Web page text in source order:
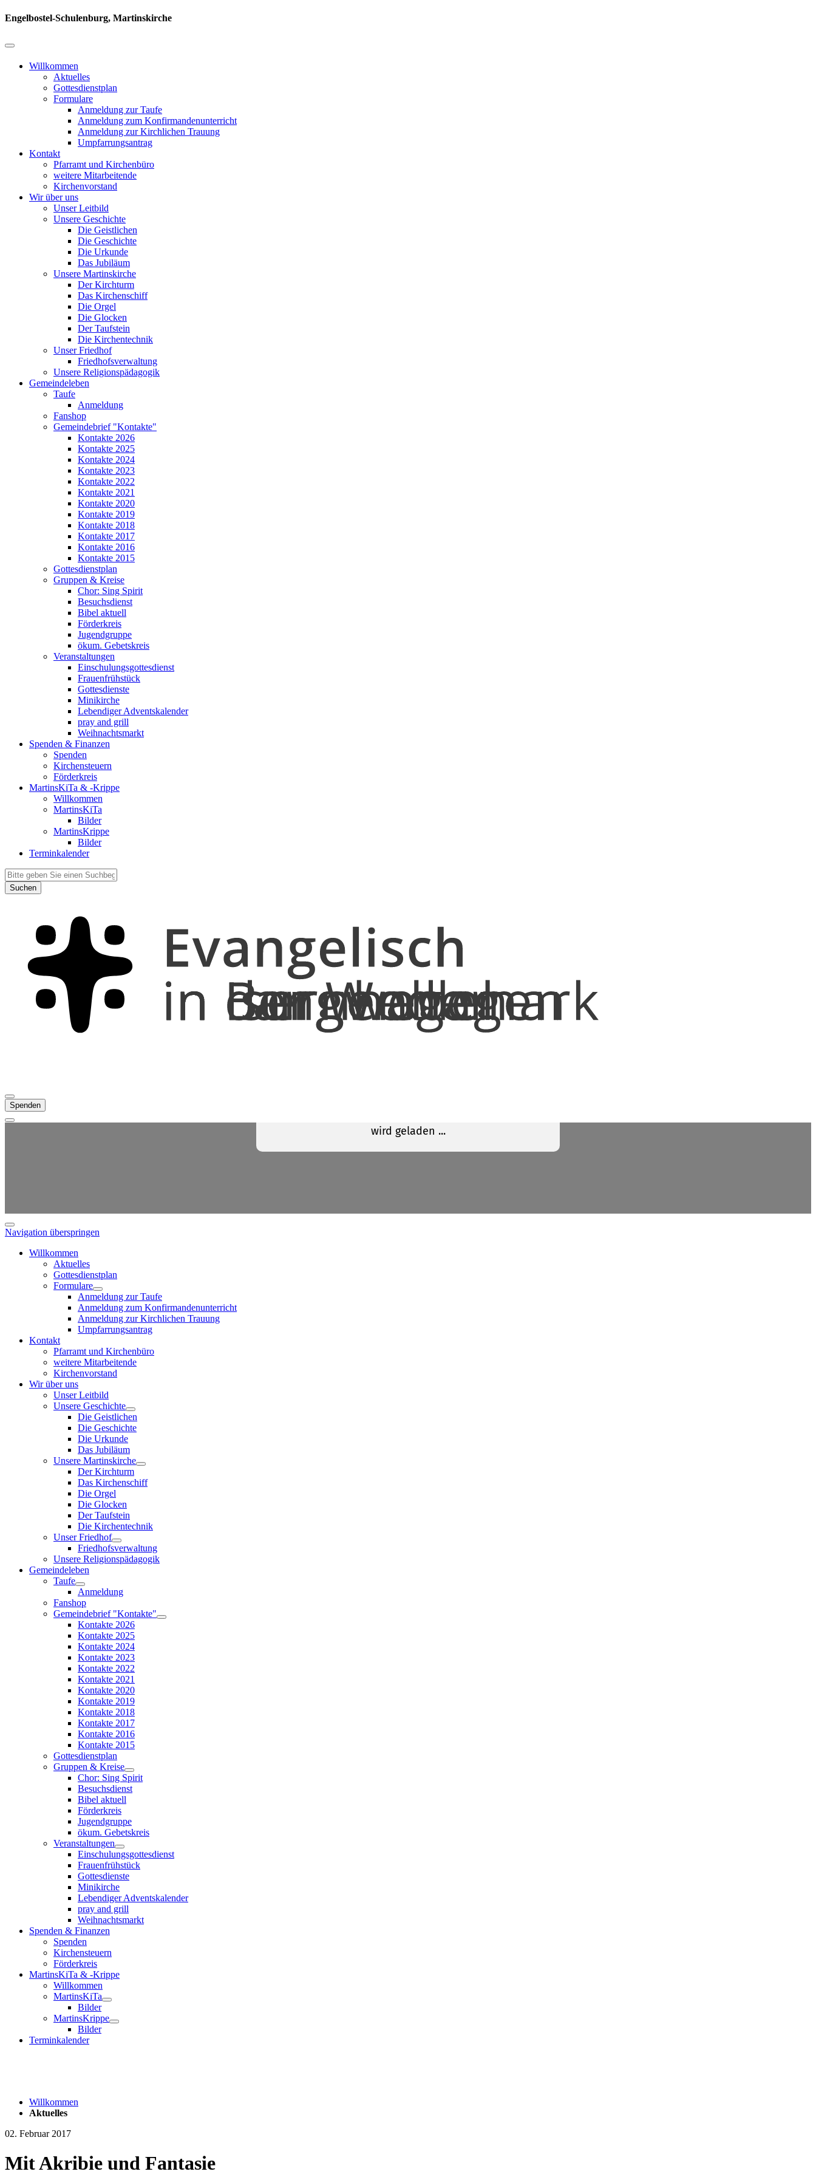
Engelbostel-Schulenburg, Martinskirche
Willkommen
Aktuelles
Gottesdienstplan
Formulare
Anmeldung zur Taufe
Anmeldung zum Konfirmandenunterricht
Anmeldung zur Kirchlichen Trauung
Umpfarrungsantrag
Kontakt
Pfarramt und Kirchenbüro
weitere Mitarbeitende
Kirchenvorstand
Wir über uns
Unser Leitbild
Unsere Geschichte
Die Geistlichen
Die Geschichte
Die Urkunde
Das Jubiläum
Unsere Martinskirche
Der Kirchturm
Das Kirchenschiff
Die Orgel
Die Glocken
Der Taufstein
Die Kirchentechnik
Unser Friedhof
Friedhofsverwaltung
Unsere Religionspädagogik
Gemeindeleben
Taufe
Anmeldung
Fanshop
Gemeindebrief "Kontakte"
Kontakte 2026
Kontakte 2025
Kontakte 2024
Kontakte 2023
Kontakte 2022
Kontakte 2021
Kontakte 2020
Kontakte 2019
Kontakte 2018
Kontakte 2017
Kontakte 2016
Kontakte 2015
Gottesdienstplan
Gruppen & Kreise
Chor: Sing Spirit
Besuchsdienst
Bibel aktuell
Förderkreis
Jugendgruppe
ökum. Gebetskreis
Veranstaltungen
Einschulungsgottesdienst
Frauenfrühstück
Gottesdienste
Minikirche
Lebendiger Adventskalender
pray and grill
Weihnachtsmarkt
Spenden & Finanzen
Spenden
Kirchensteuern
Förderkreis
MartinsKiTa & -Krippe
Willkommen
MartinsKiTa
Bilder
MartinsKrippe
Bilder
Terminkalender
Suchen
Spenden
Navigation überspringen
Willkommen
Aktuelles
Gottesdienstplan
Formulare
Anmeldung zur Taufe
Anmeldung zum Konfirmandenunterricht
Anmeldung zur Kirchlichen Trauung
Umpfarrungsantrag
Kontakt
Pfarramt und Kirchenbüro
weitere Mitarbeitende
Kirchenvorstand
Wir über uns
Unser Leitbild
Unsere Geschichte
Die Geistlichen
Die Geschichte
Die Urkunde
Das Jubiläum
Unsere Martinskirche
Der Kirchturm
Das Kirchenschiff
Die Orgel
Die Glocken
Der Taufstein
Die Kirchentechnik
Unser Friedhof
Friedhofsverwaltung
Unsere Religionspädagogik
Gemeindeleben
Taufe
Anmeldung
Fanshop
Gemeindebrief "Kontakte"
Kontakte 2026
Kontakte 2025
Kontakte 2024
Kontakte 2023
Kontakte 2022
Kontakte 2021
Kontakte 2020
Kontakte 2019
Kontakte 2018
Kontakte 2017
Kontakte 2016
Kontakte 2015
Gottesdienstplan
Gruppen & Kreise
Chor: Sing Spirit
Besuchsdienst
Bibel aktuell
Förderkreis
Jugendgruppe
ökum. Gebetskreis
Veranstaltungen
Einschulungsgottesdienst
Frauenfrühstück
Gottesdienste
Minikirche
Lebendiger Adventskalender
pray and grill
Weihnachtsmarkt
Spenden & Finanzen
Spenden
Kirchensteuern
Förderkreis
MartinsKiTa & -Krippe
Willkommen
MartinsKiTa
Bilder
MartinsKrippe
Bilder
Terminkalender
Willkommen
Aktuelles
02. Februar 2017
Mit Akribie und Fantasie